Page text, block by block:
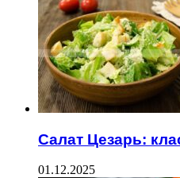
Салат Цезарь:
01.12.2025